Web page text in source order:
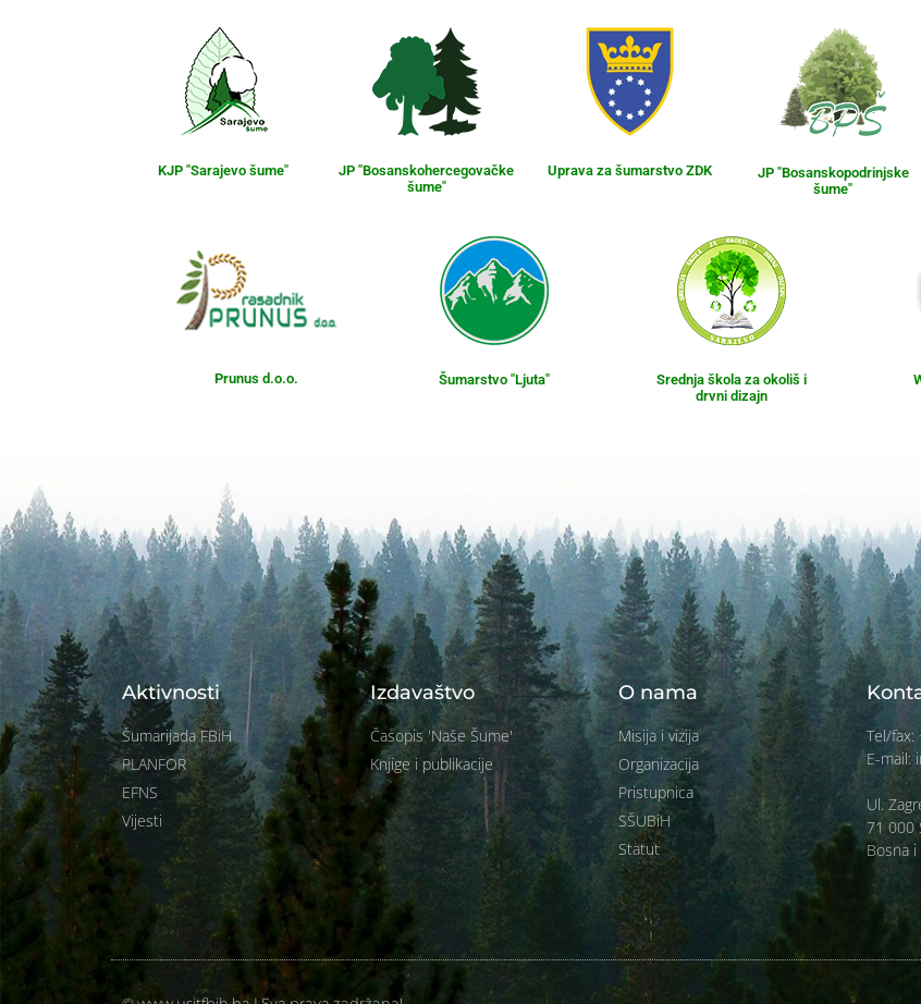
KJP "Sarajevo šume"
JP "Bosanskohercegovačke
šume"
Uprava za šumarstvo ZDK
JP "Bosanskopodrinjske
šume"
Prunus d.o.o. Šumarstvo "Ljuta"
Srednja škola za okoliš i
drvni dizajn
Aktivnosti
Šumarijada FBiH
PLANFOR
EFNS
Vijesti
Izdavaštvo
Časopis 'Naše Šume'
Knjige i publikacije
O nama
Misija i vizija
Organizacija
Pristupnica
SŠUBiH
Statut
Tel/fax:
E-mail:
Ul.
71 000
Bosna